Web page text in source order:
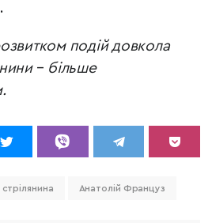
подій довкола
– більше
стрілянина Анатолій Француз